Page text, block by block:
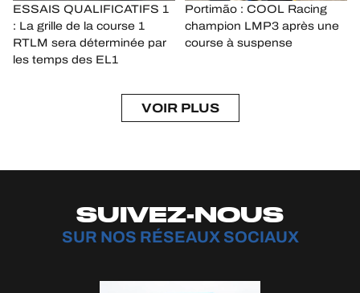
ESSAIS QUALIFICATIFS 1
: La grille de la course 1
RTLM sera déterminée par
les temps des EL1
Portimão : COOL Racing
champion LMP3 après une
course à suspense
VOIR PLUS
SUIVEZ-NOUS
SUR NOS RÉSEAUX SOCIAUX